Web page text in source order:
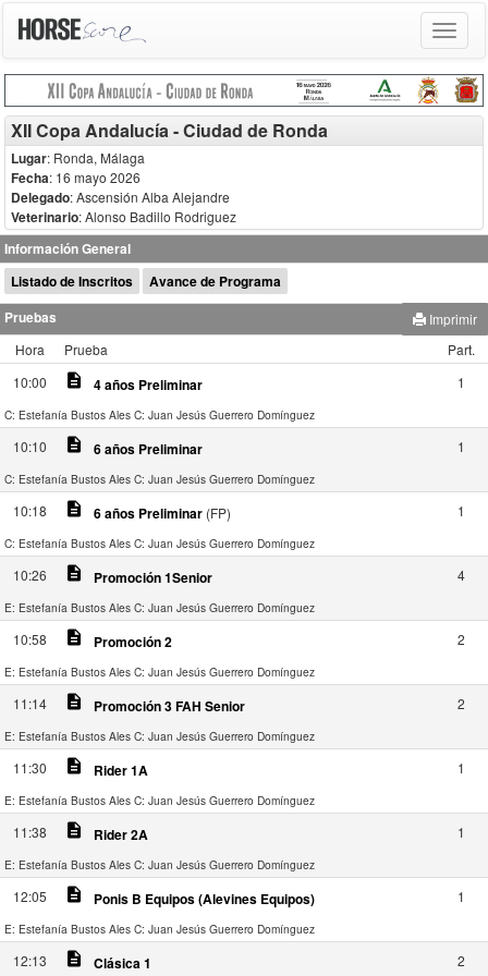
Toggle
XII Copa Andalucía - Ciudad de Ronda
Lugar: Ronda, Málaga
Fecha: 16 mayo 2026
Delegado:Ascensión Alba Alejandre
Veterinario:Alonso Badillo Rodriguez
Información General
Listado de Inscritos
Avance de Programa
Pruebas
Imprimir
Hora
Prueba
Part.
10:00
description 4 años Preliminar 1
C: Estefanía Bustos Ales C: Juan Jesús Guerrero Domínguez
10:10 description 6 años Preliminar 1
C: Estefanía Bustos Ales C: Juan Jesús Guerrero Domínguez
10:18 description 6 años Preliminar (FP) 1
C: Estefanía Bustos Ales C: Juan Jesús Guerrero Domínguez
10:26 description Promoción 1Senior 4
E: Estefanía Bustos Ales C: Juan Jesús Guerrero Domínguez
10:58 description Promoción 2 2
E: Estefanía Bustos Ales C: Juan Jesús Guerrero Domínguez
11:14 description Promoción 3 FAH Senior 2
E: Estefanía Bustos Ales C: Juan Jesús Guerrero Domínguez
11:30 description Rider 1A 1
E: Estefanía Bustos Ales C: Juan Jesús Guerrero Domínguez
11:38 description Rider 2A 1
E: Estefanía Bustos Ales C: Juan Jesús Guerrero Domínguez
12:05 description Ponis B Equipos (Alevines Equipos) 1
E: Estefanía Bustos Ales C: Juan Jesús Guerrero Domínguez
12:13 description Clásica 1 2